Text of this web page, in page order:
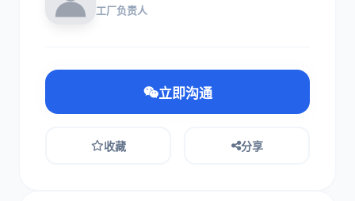
工厂负责人
立即沟通
收藏 分享